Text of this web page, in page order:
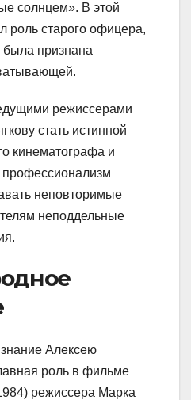
солнцем». В этой
роль старого офицера,
была признана
режиссерами
стать истинной
кинематографа и
профессионализм
неповторимые
неподдельные
Алексею
роль в фильме
режиссера Марка